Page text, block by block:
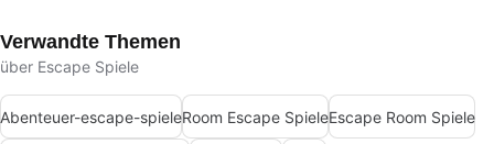
Verwandte Themen
über Escape Spiele
Abenteuer-escape-spieleRoom Escape SpieleEscape Room Spiele